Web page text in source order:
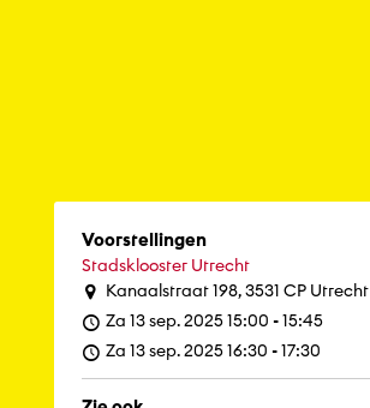
Voorstellingen
Stadsklooster Utrecht
Kanaalstraat 198, 3531 CP Utrecht
Za 13 sep. 2025 15:00 - 15:45
Za 13 sep. 2025 16:30 - 17:30